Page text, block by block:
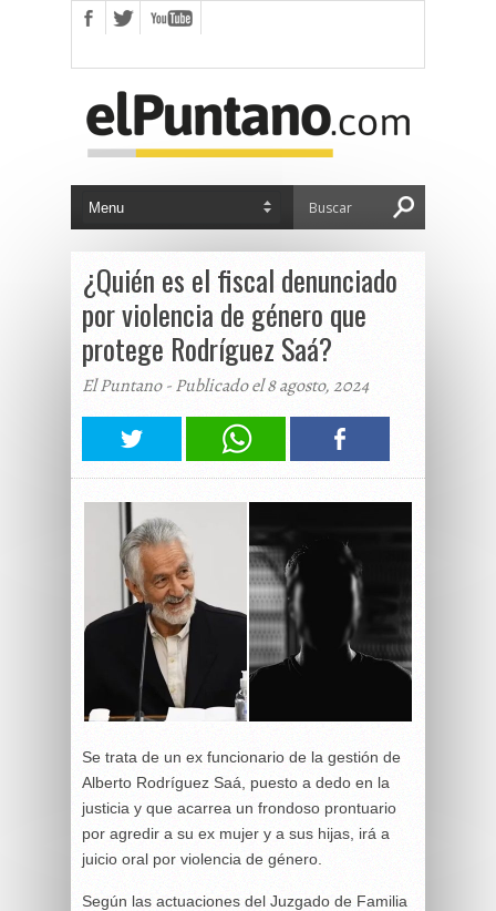
¿Quién es el fiscal denunciado
por violencia de género que
protege Rodríguez Saá?
El Puntano - Publicado el 8 agosto, 2024
Se trata de un ex funcionario de la gestión de
Alberto Rodríguez Saá, puesto a dedo en la
justicia y que acarrea un frondoso prontuario
por agredir a su ex mujer y a sus hijas, irá a
juicio oral por violencia de género.
Según las actuaciones del Juzgado de Familia